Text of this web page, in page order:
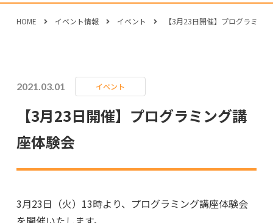
HOME イベント情報 イベント 【3月23日開催】プログラミン
2021.03.01 イベント
【3月23日開催】プログラミング講
座体験会
3月23日（火）13時より、プログラミング講座体験会